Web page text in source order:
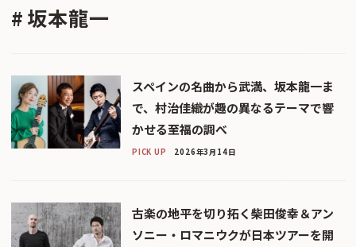
坂本龍一
スペインの名曲から武満、坂本龍一ま
で、村治佳織が趣の異なるテーマで響
かせる至福の調べ
PICK UP 2026年3月14日
古楽の地平を切り拓く柴田俊幸＆アン
ソニー・ロマニウクが日本ツアーを開